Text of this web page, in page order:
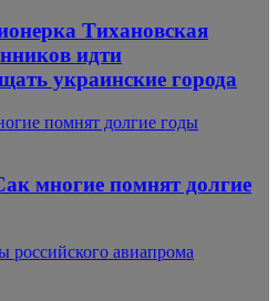
Тихановская
идти
украинские города
помнят долгие годы
многие помнят долгие
авиапрома